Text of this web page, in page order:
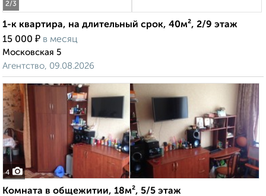
2/3
1-к квартира, на длительный срок, 40м², 2/9 этаж
15 000 ₽ в месяц
Московская 5
Агентство, 09.08.2026
4
Комната в общежитии, 18м², 5/5 этаж